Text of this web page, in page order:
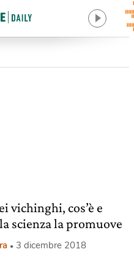
vichinghi, cos’è e
scienza la promuove
3 dicembre 2018